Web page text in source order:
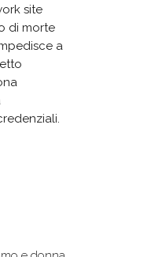
site
di morte
a